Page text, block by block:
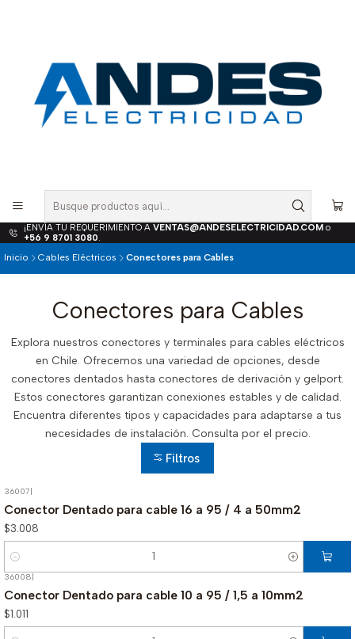
¡ENVÍA TU REQUERIMIENTO A VENTAS@ANDESELECTRICIDAD.COMo
+56 9 8701 3080.
Inicio
Cables Eléctricos Conectores para Cables
Conectores para Cables
Explora nuestros conectores y terminales para cables eléctricos
en Chile. Ofrecemos una variedad de opciones, desde
conectores dentados hasta conectores de derivación y gelport.
Estos conectores garantizan conexiones estables y de calidad.
Encuentra diferentes tipos y capacidades para adaptarse a tus
necesidades de instalación. Consulta por el precio.
Filtros
36007|
Conector Dentado para cable 16 a 95 / 4 a 50mm2
$3.008
Cantidad
36008
Conector Dentado para cable 10 a 95 / 1,5 a 10mm2
$1.011